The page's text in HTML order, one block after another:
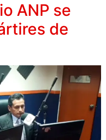
ANP se
de